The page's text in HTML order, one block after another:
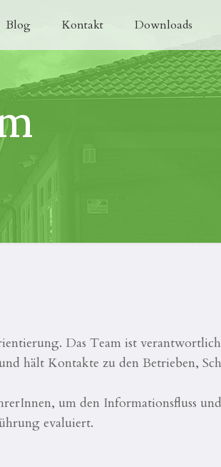
Blog Kontakt Downloads
Das Team ist
hält Kontakte zu den Betrieben,
um den Informationsfluss
evaluiert.